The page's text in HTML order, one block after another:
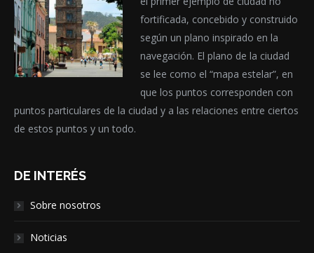
fortificada, concebido y construido
según un plano inspirado en la
navegación. El plano de la ciudad
se lee como el “mapa estelar”, en
que los puntos corresponden con
puntos particulares de la ciudad y a las relaciones entre ciertos
de estos puntos y un todo.
DE INTERÉS
Sobre nosotros
Noticias